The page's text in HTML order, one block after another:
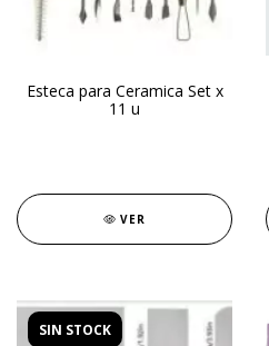
Esteca para Ceramica Set x
11 u
VER
SIN STOCK